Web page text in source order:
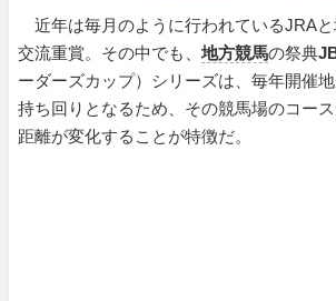
近年は毎月のように行われているJRAと
交流重賞。その中でも、 地方競馬の祭典
ーダーズカップ）シリーズは、毎年開催
持ち回りとなるため、その競馬場のコー
距離が変化することが特徴だ。